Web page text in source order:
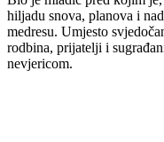
hiljadu snova, planova i
medresu. Umjesto
rodbina, prijatelji i
nevjericom.